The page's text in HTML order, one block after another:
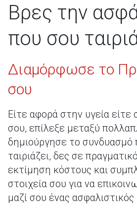
Βρες την
που σου
Διαμόρφωσε το
σου
Είτε αφορά στην υγεία είτε
σου, επίλεξε μεταξύ
δημιούργησε το συνδυασμό
ταιριάζει, δες σε
εκτίμηση κόστους και
στοιχεία σου για να
μαζί σου ένας